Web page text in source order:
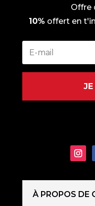
Offre
10% offert en
JE
À PROPOS DE